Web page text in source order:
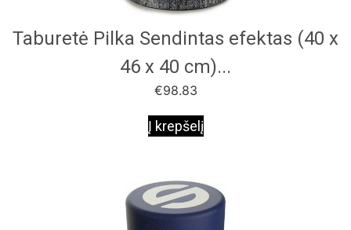
Taburetė Pilka Sendintas efektas (40 x
46 x 40 cm)...
€98.83
Į krepšelį